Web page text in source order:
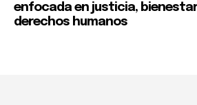
enfocada en justicia,
derechos humanos